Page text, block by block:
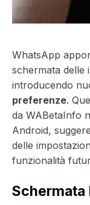
WhatsApp
schermata delle
introducendo
preferenze.
da WABetaInfo
Android,
delle
funzionalità
Schermata